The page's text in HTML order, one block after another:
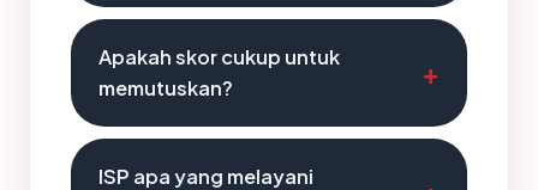
Apakah skor cukup untuk
memutuskan?
ISP apa yang melayani